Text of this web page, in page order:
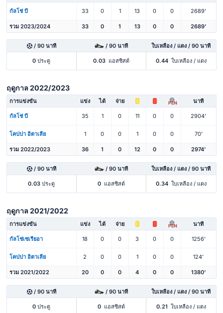
กัลโช่ บี 33 0 1 13 0 0 2689'
รวม 2023/2024 33 0 1 13 0 0 2689'
/ 90 นาที / 90 นาที ใบเหลือง / แดง / 90 นาที
0 ประตู 0.03 แอสซิสต์ 0.44 ใบเหลือง / แดง
ฤดูกาล 2022/2023
การแข่งขัน แข่ง ได้ จ่าย PEN นาที
กัลโช่ บี 35 1 0 11 0 0 2904'
โคปปา อิตาเลีย 1 0 0 1 0 0 70'
รวม 2022/2023 36 1 0 12 0 0 2974'
/ 90 นาที / 90 นาที ใบเหลือง / แดง / 90 นาที
0.03 ประตู 0 แอสซิสต์ 0.34 ใบเหลือง / แดง
ฤดูกาล 2021/2022
การแข่งขัน แข่ง ได้ จ่าย PEN นาที
กัลโช่เซเรียอา 18 0 0 3 0 0 1256'
โคปปา อิตาเลีย 2 0 0 1 0 0 124'
รวม 2021/2022 20 0 0 4 0 0 1380'
/ 90 นาที / 90 นาที ใบเหลือง / แดง / 90 นาที
0 ประตู 0 แอสซิสต์ 0.21 ใบเหลือง / แดง